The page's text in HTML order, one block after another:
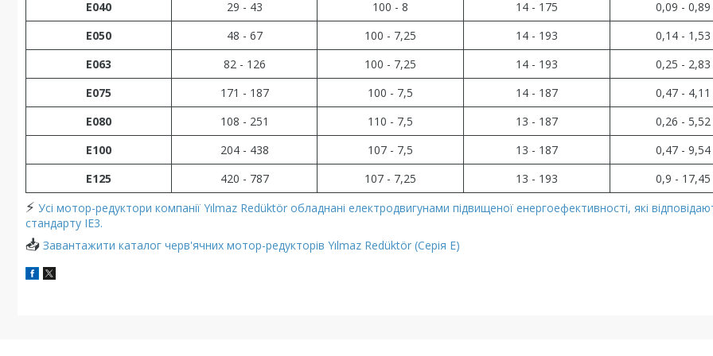
E040 29 - 43 100 - 8 14 - 175
0,09 - 0,89
E050
48 - 67 100 - 7,25 14 - 193
0,14 - 1,53
E063
82 - 126 100 - 7,25 14 - 193
0,25 - 2,83
E075
171 - 187 100 - 7,5 14 - 187
0,47 - 4,11
E080
108 - 251 110 - 7,5 13 - 187
0,26 - 5,52
E100
204 - 438 107 - 7,5 13 - 187
0,47 - 9,54
E125
420 - 787 107 - 7,25 13 - 193 0,9 - 17,45
⚡ Усі мотор-редуктори компанії Yılmaz Redüktör обладнані електродвигунами підвищеної енергоефективності, які
стандарту IE3.
📥 Завантажити каталог черв'ячних мотор-редукторів Yılmaz Redüktör (Серія E)